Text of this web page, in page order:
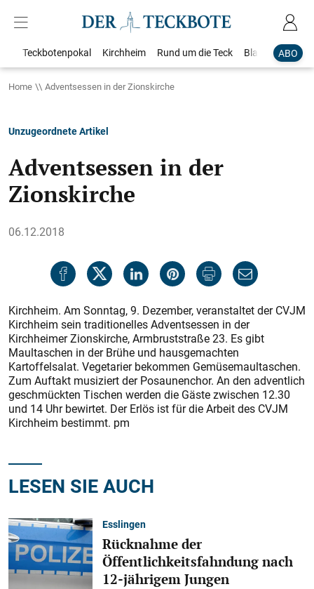
ABO
Teckbotenpokal Kirchheim Rund um die Teck Blaulicht
Home Adventsessen in der Zionskirche
Unzugeordnete Artikel
Adventsessen in der
Zionskirche
06.12.2018
Kirchheim. Am Sonntag, 9. Dezember, veranstaltet der CVJM
Kirchheim sein traditionelles Adventsessen in der
Kirchheimer Zionskirche, Armbruststraße 23. Es gibt
Maultaschen in der Brühe und hausgemachten
Kartoffelsalat. Vegetarier bekommen Gemüsemaultaschen.
Zum Auftakt musiziert der Posaunenchor. An den adventlich
geschmückten Tischen werden die Gäste zwischen 12.30
und 14 Uhr bewirtet. Der Erlös ist für die Arbeit des CVJM
Kirchheim bestimmt. pm
LESEN SIE AUCH
Esslingen
Rücknahme der
Öffentlichkeitsfahndung nach
12-jährigem Jungen